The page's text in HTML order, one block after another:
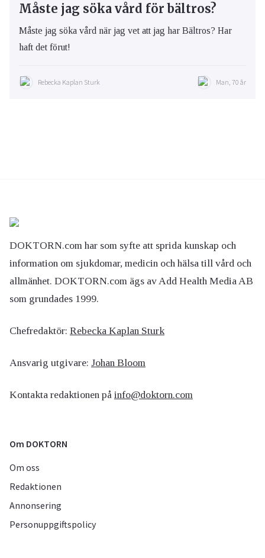
Måste jag söka vård för bältros?
Måste jag söka vård när jag vet att jag har Bältros? Har
haft det förut!
Rebecka Kaplan Sturk Man, 70 år
DOKTORN.com har som syfte att sprida kunskap och
information om sjukdomar, medicin och hälsa till vård och
allmänhet. DOKTORN.com ägs av Add Health Media AB
som grundades 1999.
Chefredaktör: Rebecka Kaplan Sturk
Ansvarig utgivare: Johan Bloom
Kontakta redaktionen på info@doktorn.com
Om DOKTORN
Om oss
Redaktionen
Annonsering
Personuppgiftspolicy